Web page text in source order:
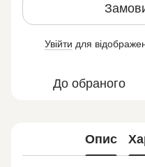
Увійти для
До обраного
Опис